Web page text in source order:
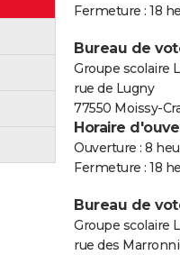
Fermeture : 18
Bureau de
Groupe scolaire
rue de Lugny
77550 Moissy-
Horaire
Ouverture : 8
Fermeture : 18
Bureau de
Groupe scolaire
rue des